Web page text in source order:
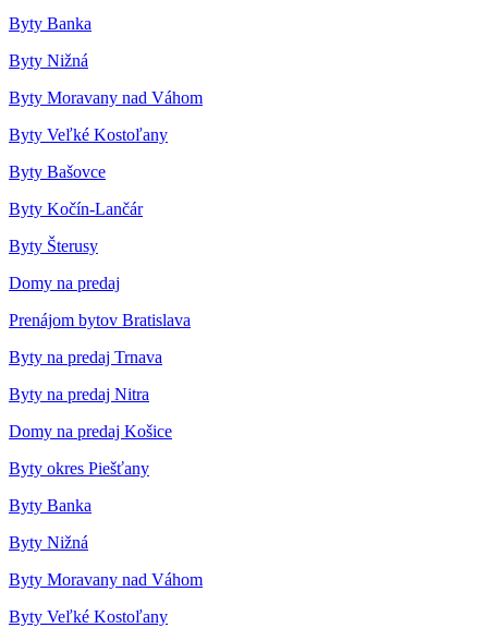
Byty Banka
Byty Nižná
Byty Moravany nad Váhom
Byty Veľké Kostoľany
Byty Bašovce
Byty Kočín-Lančár
Byty Šterusy
Domy na predaj
Prenájom bytov Bratislava
Byty na predaj Trnava
Byty na predaj Nitra
Domy na predaj Košice
Byty okres Piešťany
Byty Banka
Byty Nižná
Byty Moravany nad Váhom
Byty Veľké Kostoľany